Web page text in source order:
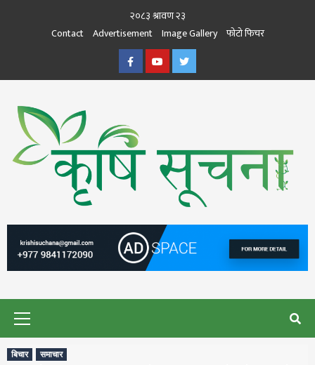
२०८३ श्रावण २३
Contact Advertisement Image Gallery फोटो फिचर
FacebookYoutubeTwitter
कृषि सूचना
KRISHISUCHANA
बिचार समाचार